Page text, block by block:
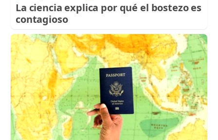
La ciencia explica por qué el bostezo es
contagioso